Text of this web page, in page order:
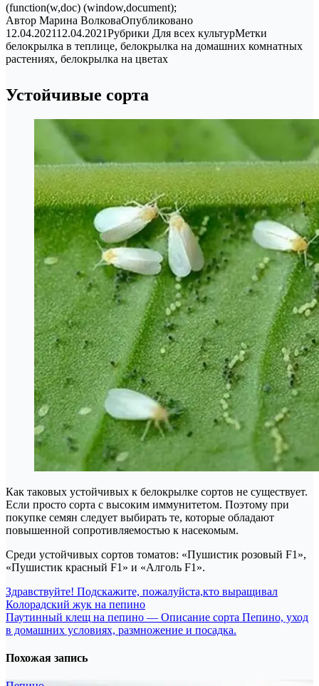
(function(w,doc) (window,document);
Автор Марина ВолковаОпубликовано
12.04.202112.04.2021Рубрики Для всех культурМетки
белокрылка в теплице, белокрылка на домашних комнатных
растениях, белокрылка на цветах
Устойчивые сорта
Как таковых устойчивых к белокрылке сортов не существует.
Если просто сорта с высоким иммунитетом. Поэтому при
покупке семян следует выбирать те, которые обладают
повышенной сопротивляемостью к насекомым.
Среди устойчивых сортов томатов: «Пушистик розовый F1»,
«Пушистик красный F1» и «Алголь F1».
Навигация
по
записям
Здравствуйте! Подскажите, пожалуйста,кто выращивал
Колорадский жук на пепино
Паутинный клещ на пепино — Описание сорта Пепино, уход
в домашних условиях, размножение и посадка.
Похожая запись